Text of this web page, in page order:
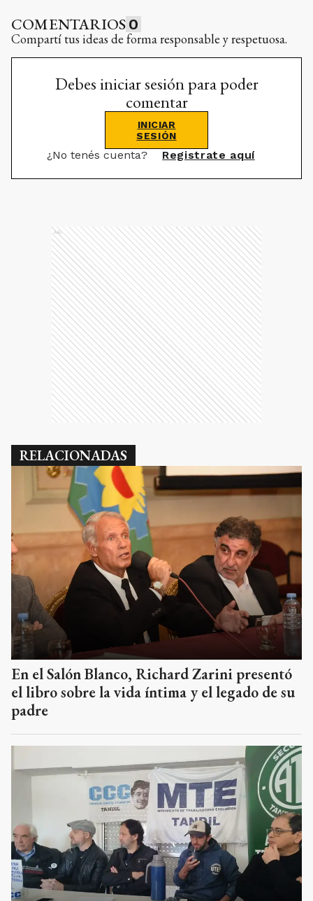
COMENTARIOS 0
Compartí tus ideas de forma responsable y respetuosa.
Debes iniciar sesión para poder
comentar
INICIAR
SESIÓN
¿No tenés cuenta? Registrate aquí
Ads
RELACIONADAS
En el Salón Blanco, Richard Zarini presentó
el libro sobre la vida íntima y el legado de su
padre